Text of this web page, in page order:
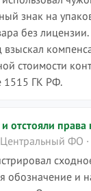
знак на
без лицензии.
стоимости
1515 ГК РФ.
отстояли права
Центральный ФО ·
обозначение и